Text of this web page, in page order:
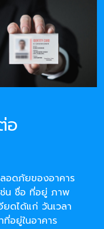
อ
อดภัยของอาคาร
ช่น ชื่อ ที่อยู่ ภาพ
ยดได้แก่ วันเวลา
อยู่ในอาคาร